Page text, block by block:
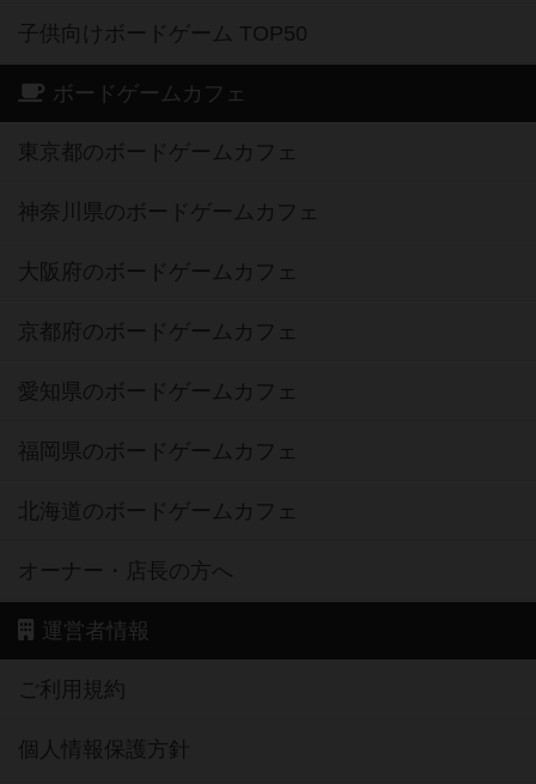
子供向けボードゲーム TOP50
ボードゲームカフェ
東京都のボードゲームカフェ
神奈川県のボードゲームカフェ
大阪府のボードゲームカフェ
京都府のボードゲームカフェ
愛知県のボードゲームカフェ
福岡県のボードゲームカフェ
北海道のボードゲームカフェ
オーナー・店長の方へ
運営者情報
ご利用規約
個人情報保護方針